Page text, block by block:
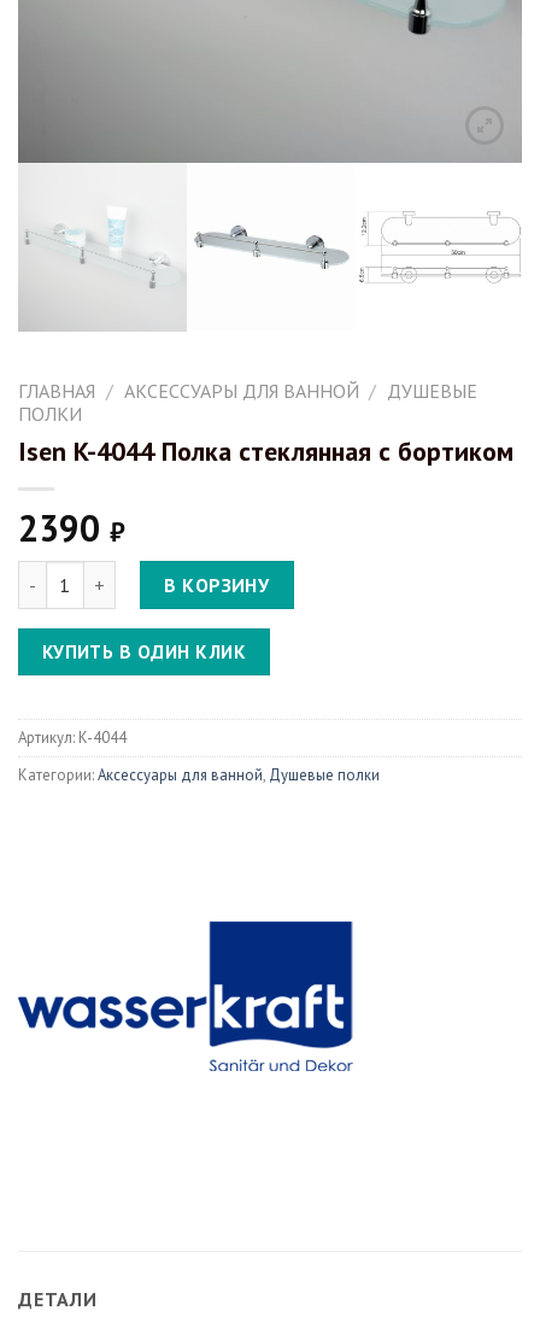
ГЛАВНАЯ / АКСЕССУАРЫ ДЛЯ ВАННОЙ / ДУШЕВЫЕ
ПОЛКИ
Isen K-4044 Полка стеклянная с бортиком
2390 ₽
Количество Isen K-4044 Полка стеклянная с бортиком
В КОРЗИНУ
КУПИТЬ В ОДИН КЛИК
Артикул: K-4044
Категории:Аксессуары для ванной, Душевые полки
ДЕТАЛИ